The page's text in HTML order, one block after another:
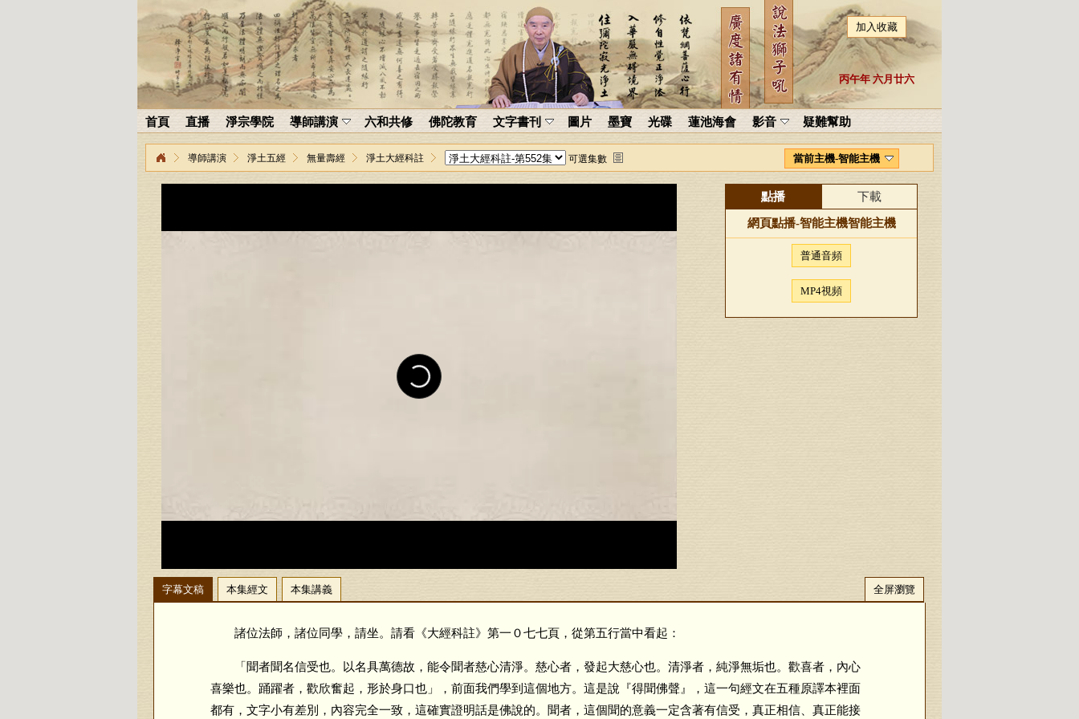
加入收藏
丙午年 六月廿六
首頁 直播 淨宗學院 導師講演 六和共修 佛陀教育 文字書刊 圖片 墨寶 光碟 蓮池海會 影音 疑難幫助
導師講演 淨土五經 無量壽經 淨土大經科註 可選集數 當前主機-智能主機
點播 下載
網頁點播-智能主機智能主機
普通音頻
MP4視頻
字幕文稿 本集經文 本集講義 全屏瀏覽
諸位法師，諸位同學，請坐。請看《大經科註》第一０七七頁，從第五行當中看起：
「聞者聞名信受也。以名具萬德故，能令聞者慈心清淨。慈心者，發起大慈心也。清淨者，純淨無垢也。歡喜者，內心
喜樂也。踊躍者，歡欣奮起，形於身口也」，前面我們學到這個地方。這是說『得聞佛聲』，這一句經文在五種原譯本裡面
都有，文字小有差別，內容完全一致，這確實證明話是佛說的。聞者，這個聞的意義一定含著有信受，真正相信、真正能接